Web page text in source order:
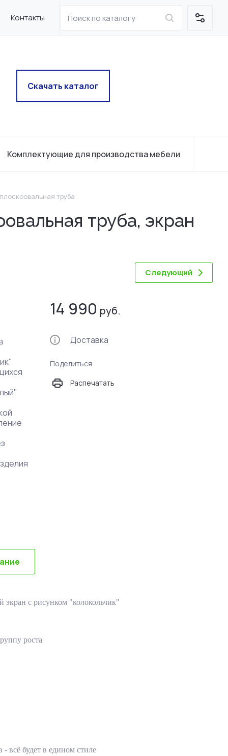
Контакты
Скачать каталог
Комплектующие для производства мебели
труба
труба, экран
Следующий
14 990 руб.
Доставка
Поделиться
Распечатать
с рисунком "колокольчик"
роста
всё будет в едином стиле